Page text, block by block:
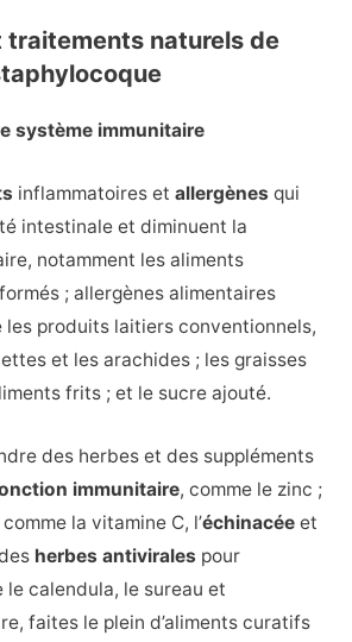
traitements naturels de
système immunitaire
inflammatoires et allergènes qui
intestinale et diminuent la
notamment les aliments
; allergènes alimentaires
les produits laitiers conventionnels,
et les arachides ; les graisses
frits ; et le sucre ajouté.
des herbes et des suppléments
immunitaire, comme le zinc ;
la vitamine C, l’échinacéeet
herbes antivirales pour
le calendula, le sureau et
faites le plein d’aliments curatifs